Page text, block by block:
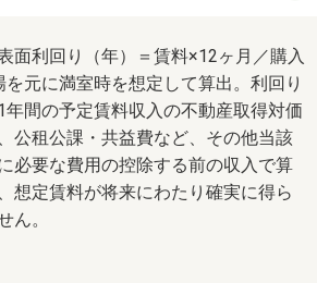
面利回り（年）＝賃料×12ヶ月／購入
元に満室時を想定して算出。利回り
年間の予定賃料収入の不動産取得対価
公租公課・共益費など、その他当該
必要な費用の控除する前の収入で算
想定賃料が将来にわたり確実に得ら
ん。